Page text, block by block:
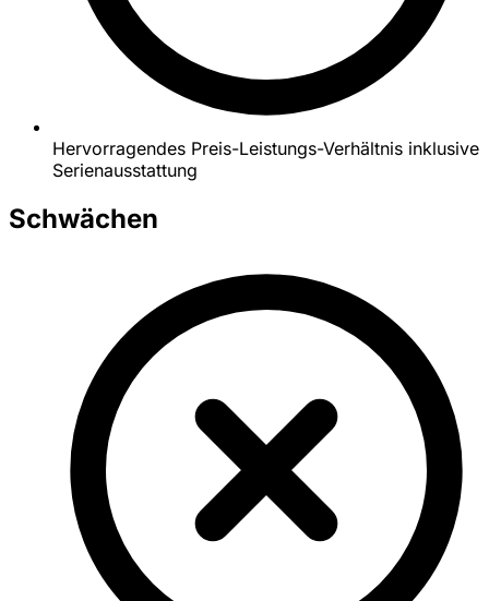
Hervorragendes Preis-Leistungs-Verhältnis inklusive
Serienausstattung
Schwächen